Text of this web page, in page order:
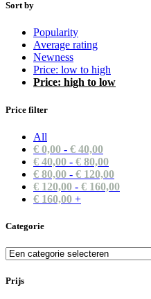
Sort by
Popularity
Average rating
Newness
Price: low to high
Price: high to low
Price filter
All
€ 0,00 - € 40,00
€ 40,00 - € 80,00
€ 80,00 - € 120,00
€ 120,00 - € 160,00
€ 160,00 +
Categorie
Prijs